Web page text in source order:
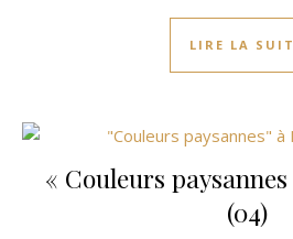
LIRE LA
« Couleurs
(04)